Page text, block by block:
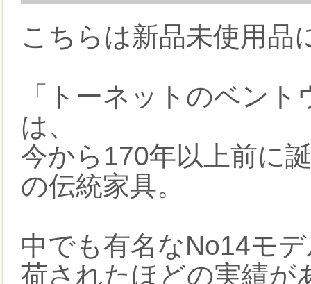
こちらは新品未使用品
「トーネットのベン
は、
今から170年以上前に
の伝統家具。
中でも有名なNo14モ
荷されたほどの実績が